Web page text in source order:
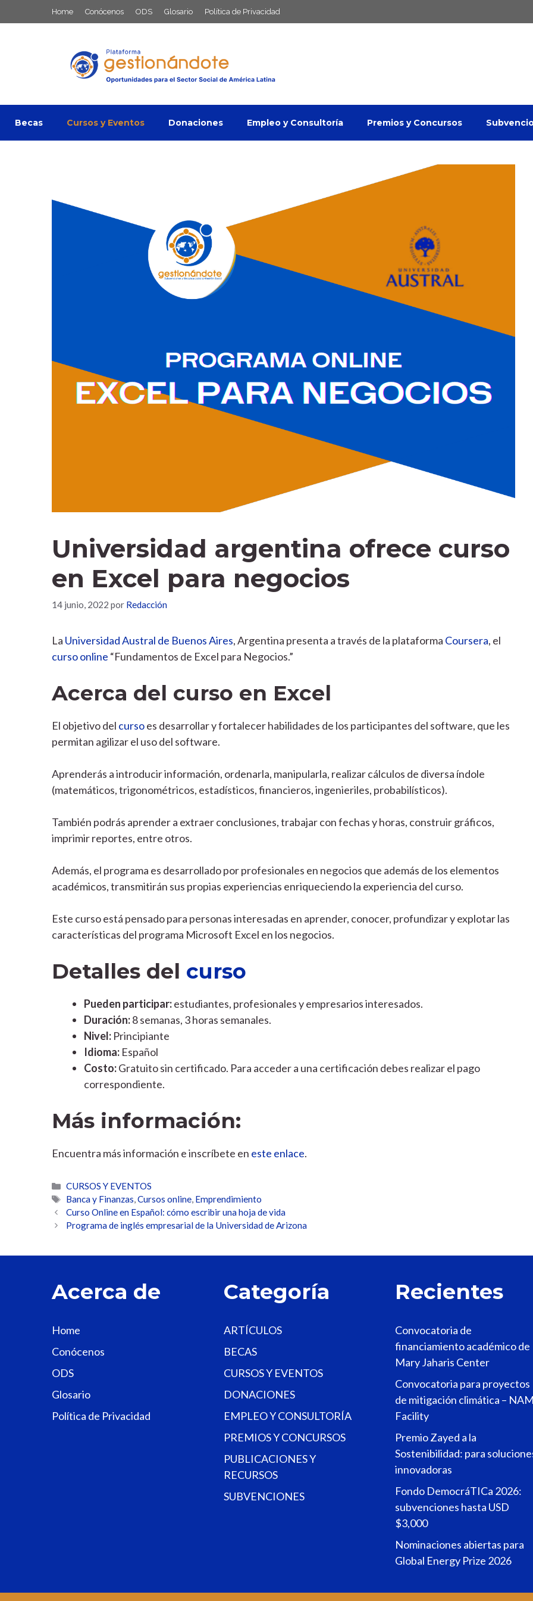
al
Home Conócenos ODS Glosario Política de Privacidad
Becas Cursos y Eventos Donaciones Empleo y Consultoría Premios y Concursos
Universidad argentina ofrece curso
en Excel para negocios
14 junio, 2022 por Redacción
La Universidad Austral de Buenos Aires, Argentina presenta a través de la plataforma Coursera, el
curso online “Fundamentos de Excel para Negocios.”
Acerca del curso en Excel
El objetivo del cursoes desarrollar y fortalecer habilidades de los participantes del software, que les
permitan agilizar el uso del software.
Aprenderás a introducir información, ordenarla, manipularla, realizar cálculos de diversa índole
(matemáticos, trigonométricos, estadísticos, financieros, ingenieriles, probabilísticos).
También podrás aprender a extraer conclusiones, trabajar con fechas y horas, construir gráficos,
imprimir reportes, entre otros.
Además, el programa es desarrollado por profesionales en negocios que además de los elementos
académicos, transmitirán sus propias experiencias enriqueciendo la experiencia del curso.
Este curso está pensado para personas interesadas en aprender, conocer, profundizar y explotar las
características del programa Microsoft Excel en los negocios.
Detalles del curso
Pueden participar:estudiantes, profesionales y empresarios interesados.
Duración:8 semanas, 3 horas semanales.
Nivel: Principiante
Idioma: Español
Costo:Gratuito sin certificado. Para acceder a una certificación debes realizar el pago
correspondiente.
Más información:
Encuentra más información e inscríbete en este enlace.
Categorías
CURSOS Y EVENTOS
Etiquetas
Banca y Finanzas,Cursos online, Emprendimiento
Curso Online en Español: cómo escribir una hoja de vida
Programa de inglés empresarial de la Universidad de Arizona
Acerca de
Home
Conócenos
ODS
Glosario
Política de Privacidad
Categoría
ARTÍCULOS
BECAS
CURSOS Y EVENTOS
DONACIONES
EMPLEO Y CONSULTORÍA
PREMIOS Y CONCURSOS
PUBLICACIONES Y
RECURSOS
SUBVENCIONES
Recientes
Convocatoria de
financiamiento académico de
Mary Jaharis Center
Convocatoria para proyectos
de mitigación climática –
Facility
Premio Zayed a la
Sostenibilidad: para
innovadoras
Fondo DemocráTICa 2026:
subvenciones hasta USD
$3,000
Nominaciones abiertas para
Global Energy Prize 2026